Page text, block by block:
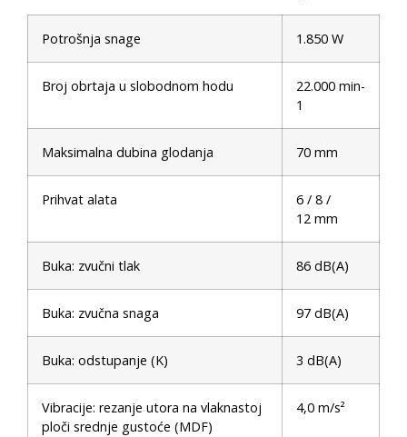
Potrošnja snage 1.850 W
Broj obrtaja u slobodnom hodu
22.000 min-
1
Maksimalna dubina glodanja 70 mm
Prihvat alata
6 / 8 /
12 mm
Buka: zvučni tlak 86 dB(A)
Buka: zvučna snaga 97 dB(A)
Buka: odstupanje (K) 3 dB(A)
Vibracije: rezanje utora na vlaknastoj
ploči srednje gustoće (MDF)
4,0 m/s²